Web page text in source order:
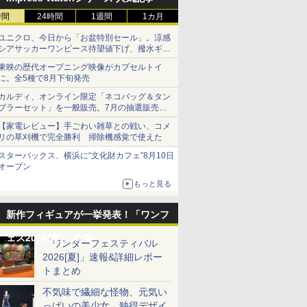
24時間 1週間 1カ月
ニクロ、今日から「お盆特別セール」。涼感
アサッカーワンピース待望値下げ、撥水ギア
ョーツは1990円に
映の歴代オープニング映像がカプセルトイ
。全5種で8月下旬発売
ルディ、オンライン限定「ネコバッグ＆タン
ラーセット」を一般販売。7月の抽選販売の
選無効分
家電レビュー】手ごわい雑草との戦い、コメ
の草刈機で完全勝利 掃除機感覚で使えた
ターバックス、横浜に“文化財カフェ”8月10日
ープン
もっと見る
新作フィギュアが一挙発表！「ワンフ
ェス2026[夏]」特集「ワンダーフェスティバル
2026[夏]」速報&詳細レポー
トまとめ
不気味で繊細な怪物、元気い